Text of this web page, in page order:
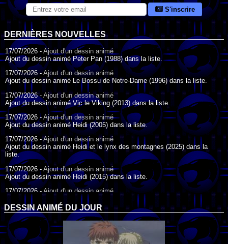
S'inscrire
DERNIÈRES NOUVELLES
17/07/2026 - Ajout d'un dessin animé
Ajout du dessin animé Peter Pan (1988) dans la liste.
17/07/2026 -Ajout d'un dessin animé
Ajout du dessin animé Le Bossu de Notre-Dame (1996) dans la liste.
17/07/2026 - Ajout d'un dessin animé
Ajout du dessin animé Vic le Viking (2013) dans la liste.
17/07/2026 - Ajout d'un dessin animé
Ajout du dessin animé Heidi (2005) dans la liste.
17/07/2026 -Ajout d'un dessin animé
Ajout du dessin animé Heidi et le lynx des montagnes (2025) dans la
liste.
17/07/2026 - Ajout d'un dessin animé
Ajout du dessin animé Heidi (2015) dans la liste.
17/07/2026 - Ajout d'un dessin animé
Ajout du dessin animé Heidi (1995) dans la liste.
09/07/2026 -Ajout d'un dessin animé
Ajout du dessin animé Genki l'Aventurier de la Chance (2006) dans la
liste.
DESSIN ANIMÉ DU JOUR